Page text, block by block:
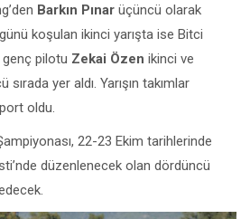
Barkın Pınar üçüncü olarak
koşulan ikinci yarışta ise Bitci
genç pilotu Zekai Özen ikinci ve
sırada yer aldı. Yarışın takımlar
oldu.
22-23 Ekim tarihlerinde
düzenlenecek olan dördüncü